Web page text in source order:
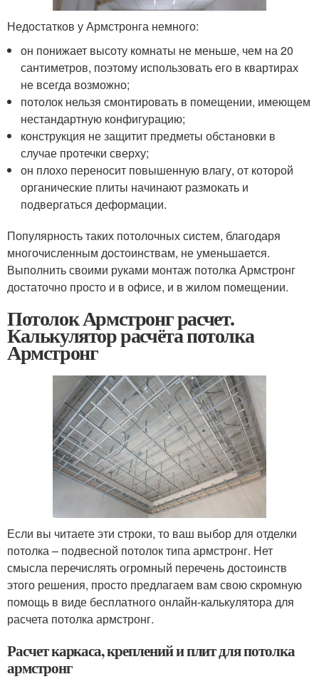
Недостатков у Армстронга немного:
он понижает высоту комнаты не меньше, чем на 20
сантиметров, поэтому использовать его в квартирах
не всегда возможно;
потолок нельзя смонтировать в помещении, имеющем
нестандартную конфигурацию;
конструкция не защитит предметы обстановки в
случае протечки сверху;
он плохо переносит повышенную влагу, от которой
органические плиты начинают размокать и
подвергаться деформации.
Популярность таких потолочных систем, благодаря
многочисленным достоинствам, не уменьшается.
Выполнить своими руками монтаж потолка Армстронг
достаточно просто и в офисе, и в жилом помещении.
Потолок Армстронг расчет.
Калькулятор расчёта потолка
Армстронг
Если вы читаете эти строки, то ваш выбор для отделки
потолка – подвесной потолок типа армстронг. Нет
смысла перечислять огромный перечень достоинств
этого решения, просто предлагаем вам свою скромную
помощь в виде бесплатного онлайн-калькулятора для
расчета потолка армстронг.
Расчет каркаса, креплений и плит для потолка
армстронг